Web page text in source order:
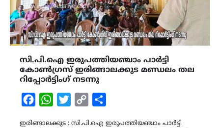
സി.പി.ഐ ഇരുപത്തിയഞ്ചാം പാർട്ടി
കോൺഗ്രസ് ഇരിങ്ങാലക്കുട മണ്ഡലം തല
റിപ്പോർട്ടിംഗ് നടന്നു
FacebookWhatsAppTwitterCopy
ഇരിങ്ങാലക്കുട : സി.പി.ഐ ഇരുപത്തിയഞ്ചാം പാർട്ടി